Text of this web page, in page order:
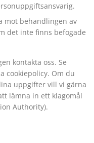
mot behandlingen av
det inte finns befogade
kontakta oss. Se
cookiepolicy. Om du
uppgifter vill vi gärna
lämna in ett klagomål
Authority).